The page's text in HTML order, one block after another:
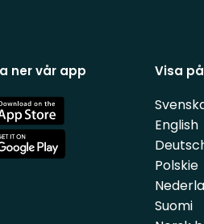
ner vår app Visa
English
Polskie
Suomi